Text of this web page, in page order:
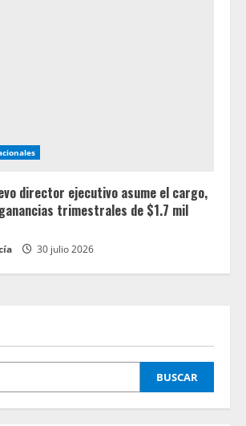
director ejecutivo asume el cargo,
trimestrales de $1.7 mil
30 julio 2026
BUSCAR